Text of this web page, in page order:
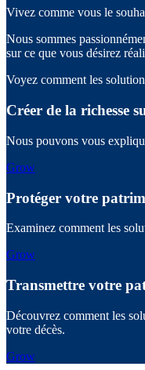
Vivez comme vous le
Nous sommes
sur ce que vous désirez
Voyez comment les
Créer de la richesse
Nous pouvons vous
Grow
Protéger votre
Examinez comment les
Grow
Transmettre votre
Découvrez comment les
votre décès.
Grow